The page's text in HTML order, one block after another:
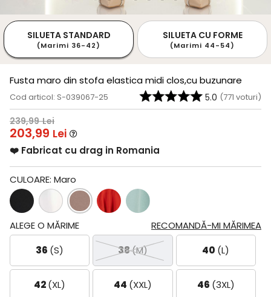
SILUETA STANDARD
(Marimi 36-42)
SILUETA CU FORME
(Marimi 44-54)
Fusta maro din stofa elastica midi clos,cu buzunare
Cod articol: S-039067-25 5.0 (771 voturi)
239,99 Lei
203,99 Lei
❤️ Fabricat cu drag in Romania
CULOARE: Maro
RECOMANDĂ-MI MĂRIMEA
ALEGE O MĂRIME
36 (S) 38(M) 40 (L)
42(XL) 44 (XXL) 46 (3XL)